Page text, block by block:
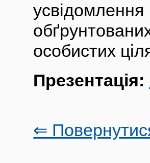
особистих
Презентація:
⇐